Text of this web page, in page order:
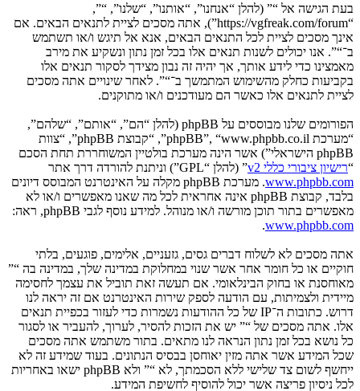
בעת הגישה אל “” (להלן “אנחנו”, “אותנו”, “שלנו”, “”,
“https://vgfreak.com/forum”), אתה מסכים לציית לתנאים הבאים. אם
אינך מסכים לציית לכל התנאים הבאים, אנא אל תיגש ו/או תשתמש
ב־“”. אנו יכולים לשנות תנאים אלו בכל זמן נתון ונשקיע את מירב
מאמצינו כדי לידע אותך, אך יהיה זה נבון מצידך לסקור תנאים אלו
בקביעות כחלק מהשימוש המתמשך ב־“”. לאחר שינויים אתה מסכים
לציית לתנאים אלו כאשר הם מעודכנים ו/או מתוקנים.
הפורומים שלנו מבוססים על phpBB (להלן “הם”, “אותם”, “שלהם”,
“מערכת phpBB”, “www.phpbb.co.il”, “קבוצת phpBB”, “צוות
phpBB הישראלי”) אשר הינה מערכת בולטיין המשוחררת תחת הסכם
“רישיון ציבורי כללי v2
” (להלן “GPL”) וניתנת להורדה דרך אתר
www.phpbb.com
. מערכת phpBB מקלה על האינטרנט המבוסס דיונים
בלבד, קבוצת phpBB אינה אחראית לכל מה שאנו מאפשרים ו/או לא
מאפשרים בתור תוכן מורשה ו/או מנוהל. למידע נוסף לגבי phpBB, ראה:
www.phpbb.com
.
אתה מסכים לא לשלוח דברים גסים, גזעניים, אלימים, פוגעים, בלתי
חוקיים או כל חומר אחר אשר שנוי במחלוקת במדינה שלך, במדינה בה “”
מאוחסנת או בחוק הבינלאומי. אם תעשה זאת תוביל את עצמך לחסימה
מיידית ולצמיתות, עם הודעה לספק שירות האינטרנט אם זה יראה לנו
דרוש. כתובות ה־IP של כל ההודעות נשמרות כדי לעזור בכפיית תנאים
אלו. אתה מסכים של “” יש את הזכות להסיר, לערוך, להעביר או לסגור
כל נושא בכל זמן נתון הנראה לנו מתאים. בתור משתמש אתה מסכים
שכל המידע אשר אתה מזין יאוחסן בבסיס הנתונים. בעוד שמידע זה לא
ייחשף לשום צד שלישי ללא הסכמתך, לא “” ולא phpBB ישאו באחריות
לכל ניסיון פריצה אשר יכול להוסיף לחשיפת המידע.